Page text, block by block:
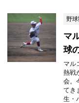
野
マ
球
マル
熱戦
会。
てき
生・